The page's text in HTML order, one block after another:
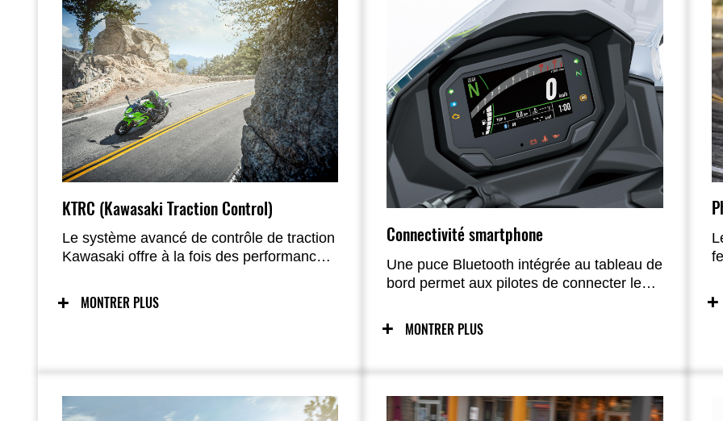
KTRC (Kawasaki Traction Control)
Le système avancé de contrôle de traction
Kawasaki offre à la fois des performances
sur les surfaces à faible adhérence. Deux
modes permettent d’adapter les réglages
OFF).
MONTRER PLUS
Connectivité smartphone
Une puce Bluetooth intégrée au tableau de
bord permet aux pilotes de connecter leur
smartphone « RIDEOLOGY THE APP »,
plusieurs fonctions sont accessibles,
MONTRER PLUS